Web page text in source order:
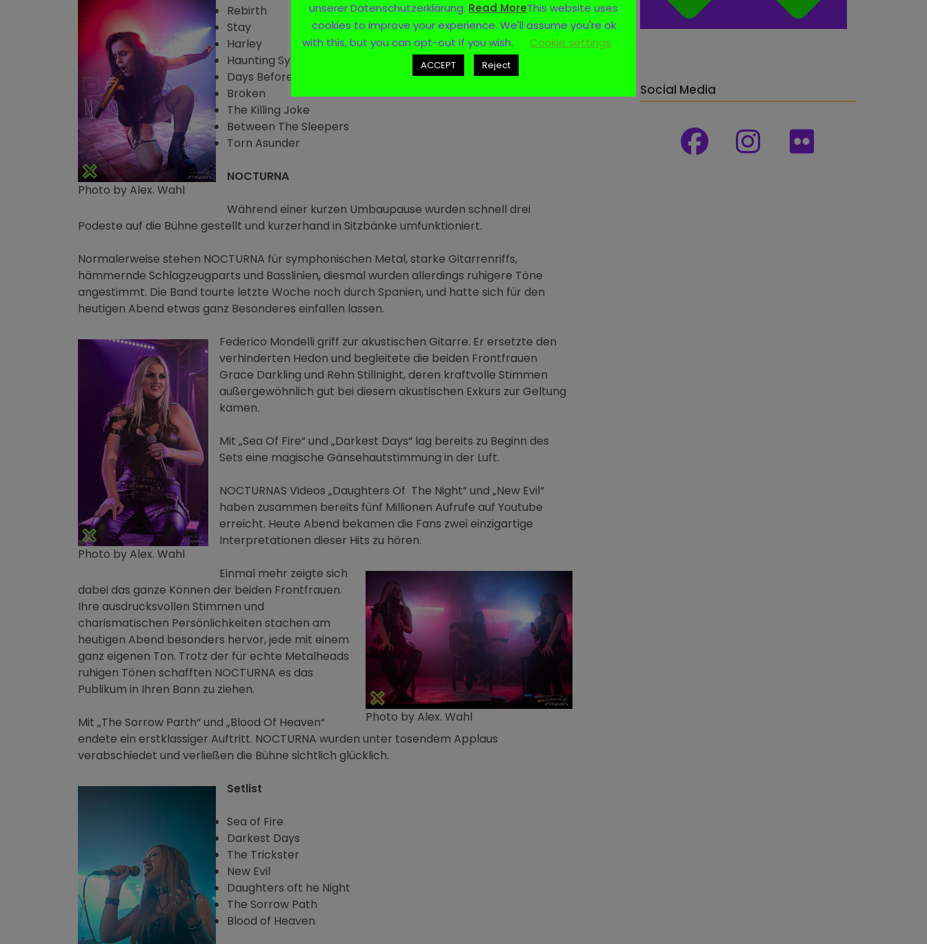
Photo by Alex. Wahl
Rebirth
Stay
Harley
Haunting Symphony
Days Before You Died
Broken
The Killing Joke
Between The Sleepers
Torn Asunder
NOCTURNA
Während einer kurzen Umbaupause wurden schnell drei
Podeste auf die Bühne gestellt und kurzerhand in Sitzbänke umfunktioniert.
Normalerweise stehen NOCTURNA für symphonischen Metal, starke Gitarrenriffs,
hämmernde Schlagzeugparts und Basslinien, diesmal wurden allerdings ruhigere Töne
angestimmt. Die Band tourte letzte Woche noch durch Spanien, und hatte sich für den
heutigen Abend etwas ganz Besonderes einfallen lassen.
Photo by Alex. Wahl
Federico Mondelli griff zur akustischen Gitarre. Er ersetzte den
verhinderten Hedon und begleitete die beiden Frontfrauen
Grace Darkling und Rehn Stillnight, deren kraftvolle Stimmen
außergewöhnlich gut bei diesem akustischen Exkurs zur Geltung
kamen.
Mit „Sea Of Fire“ und „Darkest Days“ lag bereits zu Beginn des
Sets eine magische Gänsehautstimmung in der Luft.
NOCTURNAS Videos „Daughters Of The Night“ und „New Evil“
haben zusammen bereits fünf Millionen Aufrufe auf Youtube
erreicht. Heute Abend bekamen die Fans zwei einzigartige
Interpretationen dieser Hits zu hören.
Photo by Alex. Wahl
Einmal mehr zeigte sich
dabei das ganze Können der beiden Frontfrauen.
Ihre ausdrucksvollen Stimmen und
charismatischen Persönlichkeiten stachen am
heutigen Abend besonders hervor, jede mit einem
ganz eigenen Ton. Trotz der für echte Metalheads
ruhigen Tönen schafften NOCTURNA es das
Publikum in Ihren Bann zu ziehen.
Mit „The Sorrow Parth“ und „Blood Of Heaven“
endete ein erstklassiger Auftritt. NOCTURNA wurden unter tosendem Applaus
verabschiedet und verließen die Bühne sichtlich glücklich.
Setlist
Sea of Fire
Darkest Days
The Trickster
New Evil
Daughters oft he Night
The Sorrow Path
Blood of Heaven
Social Media
unserer Datenschutzerklärung. Read MoreThis website uses
cookies to improve your experience. We'll assume you're ok
with this, but you can opt-out if you wish.
Cookie settings
ACCEPT Reject